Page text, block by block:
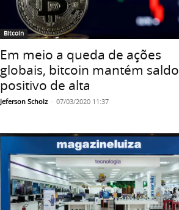
Bitcoin
Em meio a queda de ações
globais, bitcoin mantém saldo
positivo de alta
Jeferson Scholz - 07/03/2020 11:37